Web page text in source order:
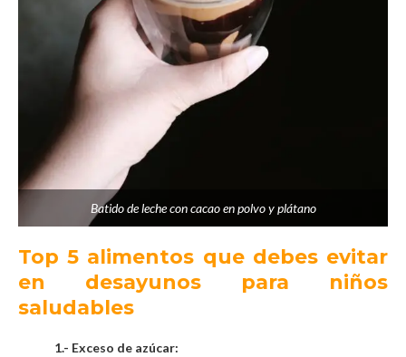
Batido de leche con cacao en polvo y plátano
Top 5 alimentos que debes evitar
en desayunos para niños
saludables
1.- Exceso de azúcar: